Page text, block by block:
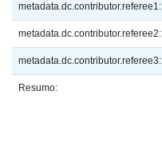
metadata.dc.contributor.referee1:
metadata.dc.contributor.referee2:
metadata.dc.contributor.referee3:
Resumo: